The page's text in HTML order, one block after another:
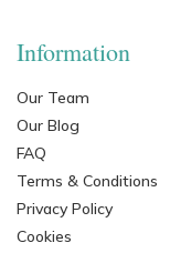
Information
Our Team
Our Blog
FAQ
Terms & Conditions
Privacy Policy
Cookies